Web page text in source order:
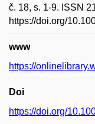
č. 18, s. 1-9. ISSN
https://doi.org/
www
https://
Doi
https://doi.org/